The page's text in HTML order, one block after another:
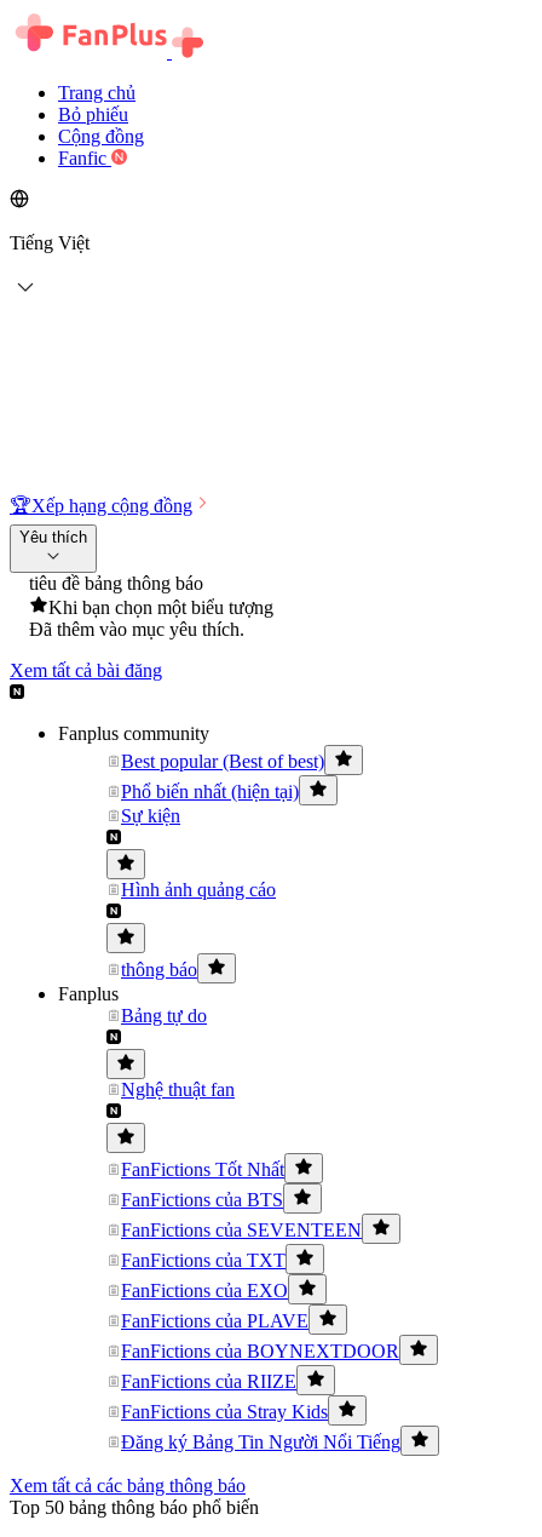
Trang chủ
Bỏ phiếu
Cộng đồng
Fanfic
Tiếng Việt
🏆Xếp hạng cộng đồng
Yêu thích
tiêu đề bảng thông báo
Khi bạn chọn một biểu tượng
Đã thêm vào mục yêu thích.
Xem tất cả bài đăng
Fanplus community
Best popular (Best of best)
Phổ biến nhất (hiện tại)
Sự kiện
Hình ảnh quảng cáo
thông báo
Fanplus
Bảng tự do
Nghệ thuật fan
FanFictions Tốt Nhất
FanFictions của BTS
FanFictions của SEVENTEEN
FanFictions của TXT
FanFictions của EXO
FanFictions của PLAVE
FanFictions của BOYNEXTDOOR
FanFictions của RIIZE
FanFictions của Stray Kids
Đăng ký Bảng Tin Người Nổi Tiếng
Xem tất cả các bảng thông báo
Top 50 bảng thông báo phổ biến